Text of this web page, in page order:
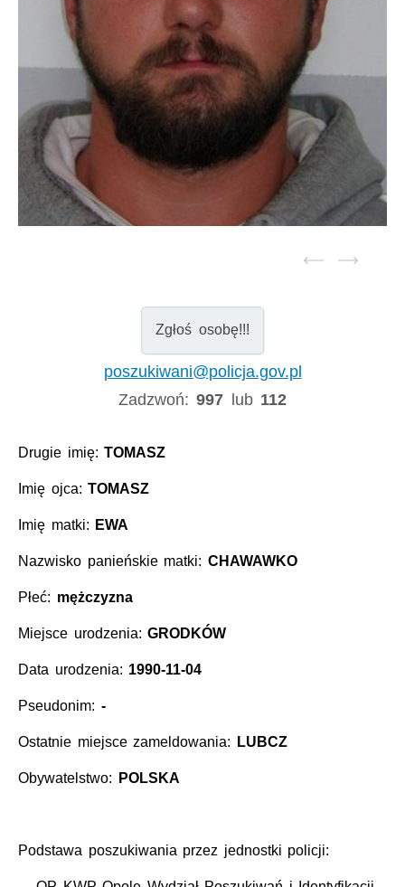
Zgłoś osobę!!!
poszukiwani@policja.gov.pl
Zadzwoń:997 lub 112
Drugie imię:TOMASZ
Imię ojca:TOMASZ
Imię matki: EWA
Nazwisko panieńskie matki: CHAWAWKO
Płeć: mężczyzna
Miejsce urodzenia:GRODKÓW
Data urodzenia: 1990-11-04
Pseudonim: -
Ostatnie miejsce zameldowania: LUBCZ
Obywatelstwo: POLSKA
Podstawa poszukiwania przez jednostki policji: